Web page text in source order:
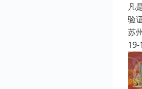
凡
验
苏
19-